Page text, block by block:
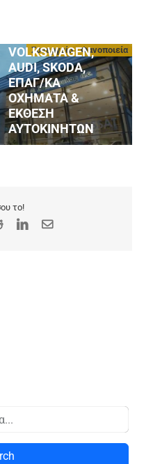
Συνεργεία - Φανοποιεία
VOLKSWAGEN,
AUDI, SKODA,
ΕΠΑΓ/ΚΑ
ΟΧΗΜΑΤΑ &
ΕΚΘΕΣΗ
ΑΥΤΟΚΙΝΗΤΩΝ
το!
RedditLinkedIn
Email